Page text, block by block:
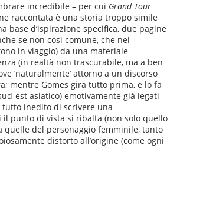
incredibile – per cui Grand Tour
raccontata è una storia troppo simile
base d’ispirazione specifica, due pagine
se non così comune, che nel
in viaggio) da una materiale
(in realtà non trascurabile, ma a ben
‘naturalmente’ attorno a un discorso
mentre Gomes gira tutto prima, e lo fa
est asiatico) emotivamente già legati
inedito di scrivere una
il punto di vista si ribalta (non solo quello
quelle del personaggio femminile, tanto
distorto all’origine (come ogni